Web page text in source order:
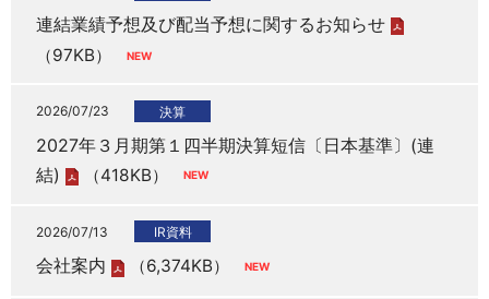
連結業績予想及び配当予想に関するお知らせ
（97KB）
2026/07/23 決算
2027年３月期第１四半期決算短信〔日本基準〕(連
結)
（418KB）
2026/07/13 IR資料
会社案内 （6,374KB）